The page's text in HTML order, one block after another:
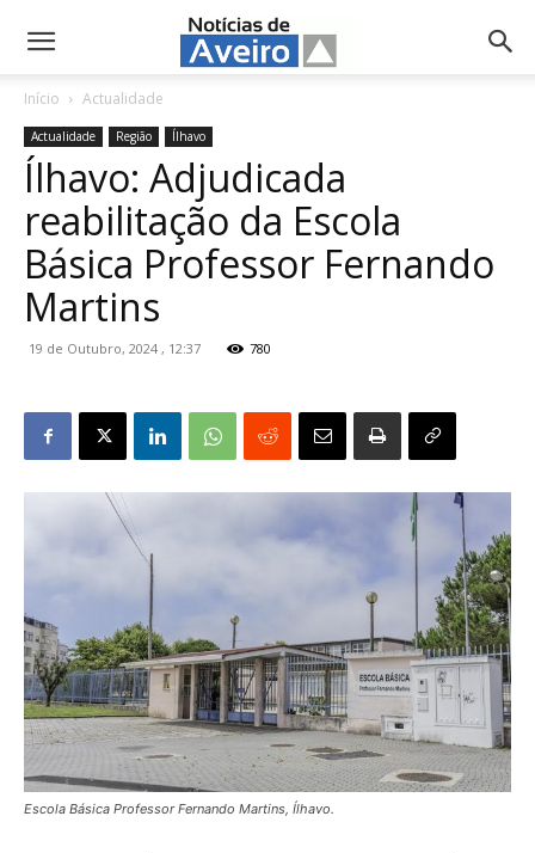
NotíciasdeAveiro.pt
Início Actualidade
Actualidade Região Ílhavo
Ílhavo: Adjudicada
reabilitação da Escola
Básica Professor Fernando
Martins
19 de Outubro, 2024 , 12:37 780
Escola Básica Professor Fernando Martins, Ílhavo.